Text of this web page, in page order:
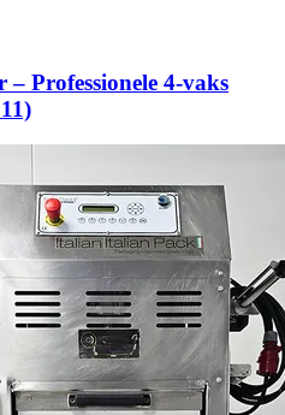
– Professionele 4-vaks